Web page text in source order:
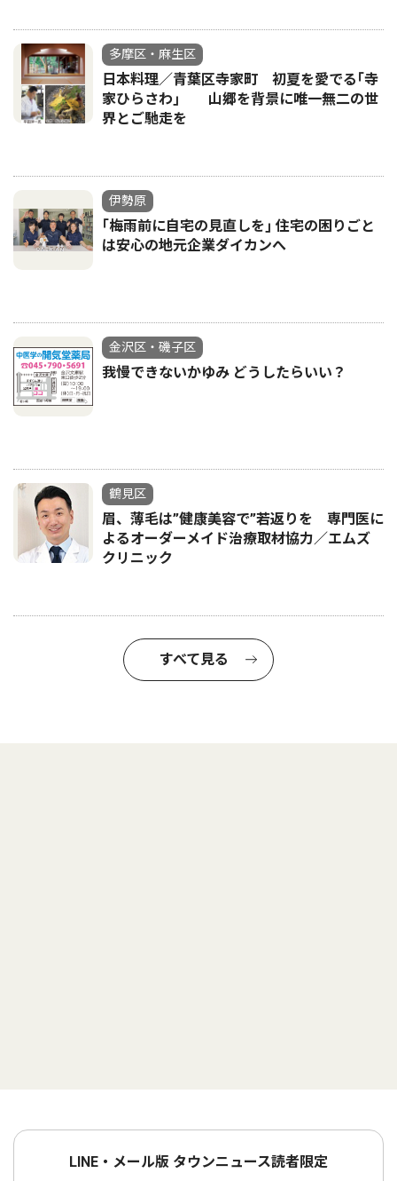
多摩区・麻生区
日本料理／青葉区寺家町 初夏を愛でる｢寺
家ひらさわ｣ 山郷を背景に唯一無二の世
界とご馳走を
伊勢原
｢梅雨前に自宅の見直しを｣ 住宅の困りごと
は安心の地元企業ダイカンへ
金沢区・磯子区
我慢できないかゆみ どうしたらいい？
鶴見区
眉、薄毛は”健康美容で”若返りを 専門医に
よるオーダーメイド治療取材協力／エムズ
クリニック
すべて見る
LINE・メール版 タウンニュース読者限定